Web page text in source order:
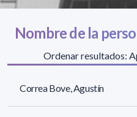
Nombre de la
Ordenar resultados:
Correa Bove, Agustín